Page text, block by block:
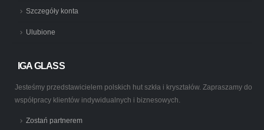
Szczegóły konta
Ulubione
IGA GLASS
Jesteśmy przedstawicielem polskich hut szkła i kryształów. Zapraszamy do
współpracy klientów indywidualnych i biznesowych.
Zostań partnerem